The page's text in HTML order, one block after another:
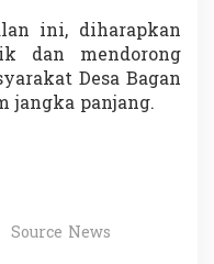
ini, diharapkan
dan mendorong
Desa Bagan
jangka panjang.
Source News